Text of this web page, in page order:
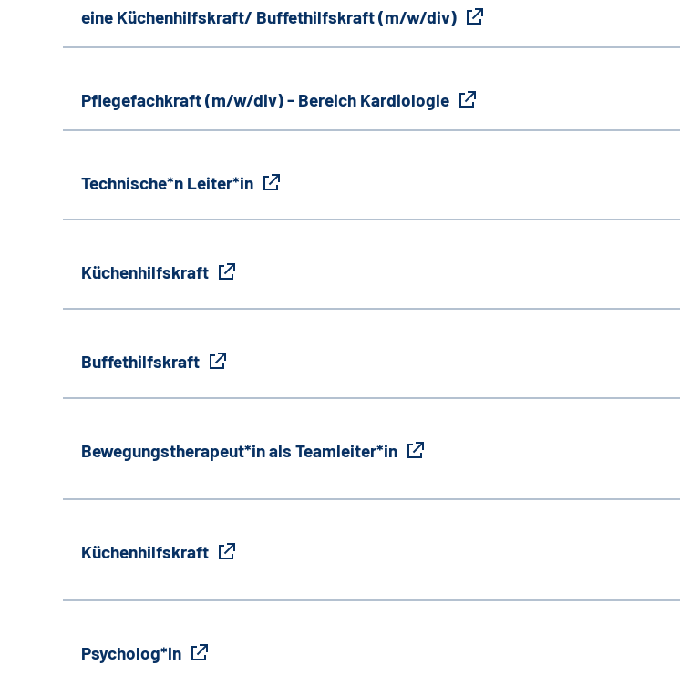
eine Küchenhilfskraft/ Buffethilfskraft (m/w/div)
Pflegefachkraft (m/w/div) - Bereich Kardiologie
Technische*n Leiter*in
Küchenhilfskraft
Buffethilfskraft
Bewegungstherapeut*in als Teamleiter*in
Küchenhilfskraft
Psycholog*in